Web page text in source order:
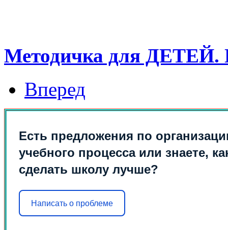
Методичка для ДЕТЕЙ.
Вперед
Есть предложения по
учебного процесса или знаете,
сделать школу лучше?
Написать о проблеме